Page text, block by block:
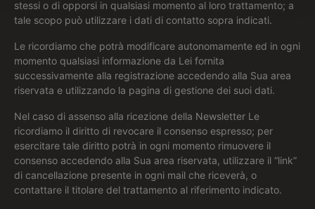
stessi o di opporsi in qualsiasi momento al loro trattamento; a
tale scopo può utilizzare i dati di contatto sopra indicati.
Le ricordiamo che potrà modificare autonomamente ed in ogni
momento qualsiasi informazione da Lei fornita
successivamente alla registrazione accedendo alla Sua area
riservata e utilizzando la pagina di gestione dei suoi dati.
Nel caso di assenso alla ricezione della Newsletter Le
ricordiamo il diritto di revocare il consenso espresso; per
esercitare tale diritto potrà in ogni momento rimuovere il
consenso accedendo alla Sua area riservata, utilizzare il “link”
di cancellazione presente in ogni mail che riceverà, o
contattare il titolare del trattamento al riferimento indicato.